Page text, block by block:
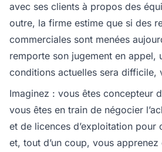
avec ses clients à propos des
outre, la firme estime que si des
commerciales sont menées
remporte son jugement en appel,
conditions actuelles sera difficile,
Imaginez : vous êtes concepteur
vous êtes en train de négocier
et de licences d’exploitation pour
et, tout d’un coup, vous